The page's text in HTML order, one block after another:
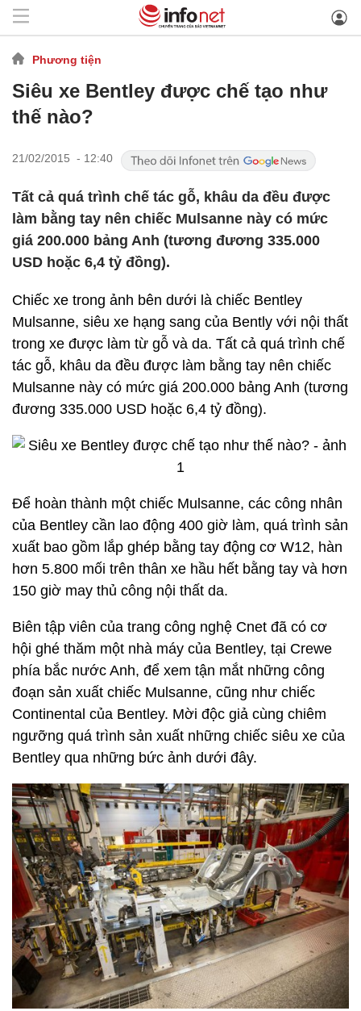
Phương tiện
Siêu xe Bentley được chế tạo như
thế nào?
21/02/2015 - 12:40
Tất cả quá trình chế tác gỗ, khâu da đều được
làm bằng tay nên chiếc Mulsanne này có mức
giá 200.000 bảng Anh (tương đương 335.000
USD hoặc 6,4 tỷ đồng).
Chiếc xe trong ảnh bên dưới là chiếc Bentley
Mulsanne, siêu xe hạng sang của Bently với nội thất
trong xe được làm từ gỗ và da. Tất cả quá trình chế
tác gỗ, khâu da đều được làm bằng tay nên chiếc
Mulsanne này có mức giá 200.000 bảng Anh (tương
đương 335.000 USD hoặc 6,4 tỷ đồng).
Để hoàn thành một chiếc Mulsanne, các công nhân
của Bentley cần lao động 400 giờ làm, quá trình sản
xuất bao gồm lắp ghép bằng tay động cơ W12, hàn
hơn 5.800 mối trên thân xe hầu hết bằng tay và hơn
150 giờ may thủ công nội thất da.
Biên tập viên của trang công nghệ Cnet đã có cơ
hội ghé thăm một nhà máy của Bentley, tại Crewe
phía bắc nước Anh, để xem tận mắt những công
đoạn sản xuất chiếc Mulsanne, cũng như chiếc
Continental của Bentley. Mời độc giả cùng chiêm
ngưỡng quá trình sản xuất những chiếc siêu xe của
Bentley qua những bức ảnh dưới đây.